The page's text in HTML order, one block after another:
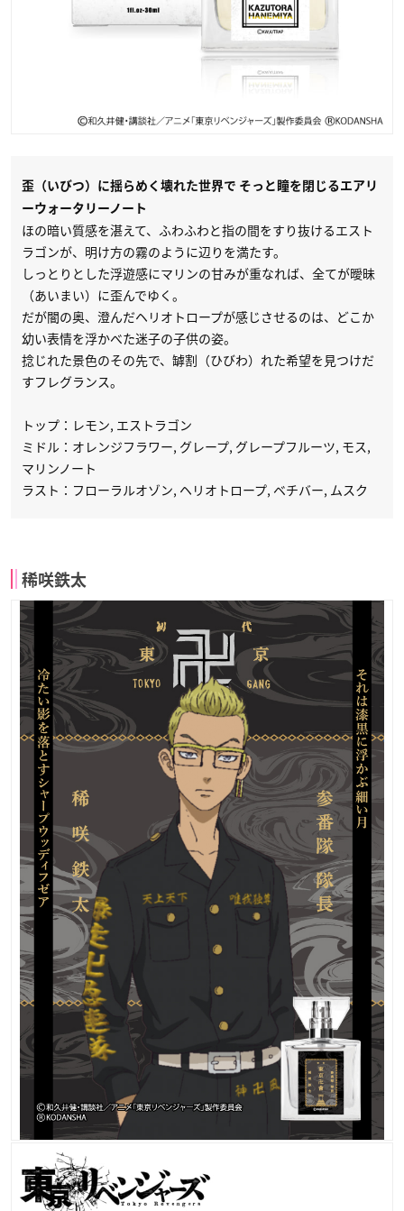
歪（いびつ）に揺らめく壊れた世界で そっと瞳を閉じるエアリ
ーウォータリーノート
ほの暗い質感を湛えて、ふわふわと指の間をすり抜けるエスト
ラゴンが、明け方の霧のように辺りを満たす。
しっとりとした浮遊感にマリンの甘みが重なれば、全てが曖昧
（あいまい）に歪んでゆく。
だが闇の奥、澄んだヘリオトロープが感じさせるのは、どこか
幼い表情を浮かべた迷子の子供の姿。
捻じれた景色のその先で、罅割（ひびわ）れた希望を見つけだ
すフレグランス。
トップ：レモン, エストラゴン
ミドル：オレンジフラワー, グレープ, グレープフルーツ, モス,
マリンノート
ラスト：フローラルオゾン, ヘリオトロープ, ベチバー, ムスク
稀咲鉄太